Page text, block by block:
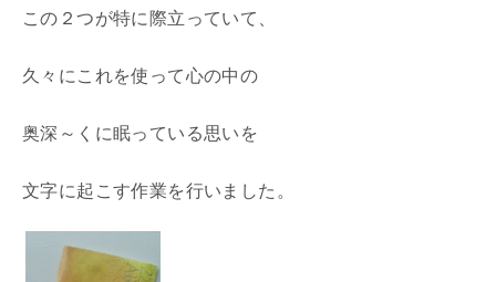
この２つが特に際立っていて、
久々にこれを使って心の中の
奥深～くに眠っている思いを
文字に起こす作業を行いました。